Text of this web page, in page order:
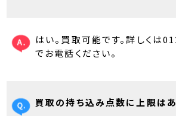
はい。買取可能です。詳しくは
でお電話ください。
買取の持ち込み点数に上限はあ